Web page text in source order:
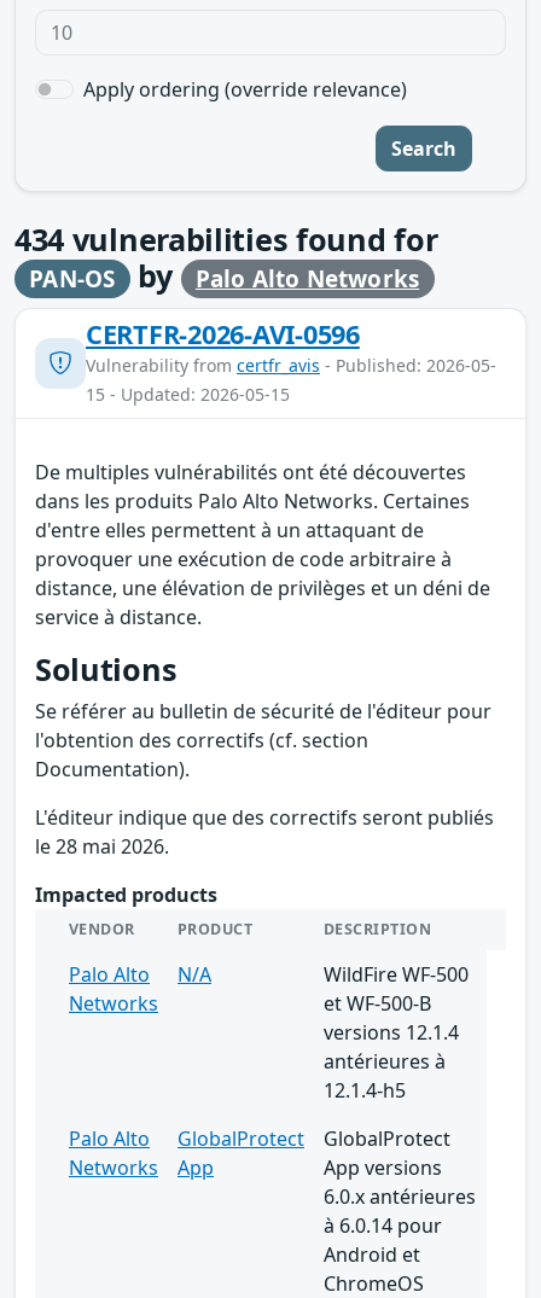
Apply ordering (override relevance)
Search
434 vulnerabilities found for
PAN-OS by Palo Alto Networks
CERTFR-2026-AVI-0596
Vulnerability from certfr_avis - Published: 2026-05-
15 - Updated: 2026-05-15
De multiples vulnérabilités ont été découvertes
dans les produits Palo Alto Networks. Certaines
d'entre elles permettent à un attaquant de
provoquer une exécution de code arbitraire à
distance, une élévation de privilèges et un déni de
service à distance.
Solutions
Se référer au bulletin de sécurité de l'éditeur pour
l'obtention des correctifs (cf. section
Documentation).
L'éditeur indique que des correctifs seront publiés
le 28 mai 2026.
Impacted products
VENDOR PRODUCT DESCRIPTION
Palo Alto
Networks
N/A
WildFire WF-500
et WF-500-B
versions 12.1.4
antérieures à
12.1.4-h5
Palo Alto
Networks
GlobalProtect
App
GlobalProtect
App versions
6.0.x antérieures
à 6.0.14 pour
Android et
ChromeOS